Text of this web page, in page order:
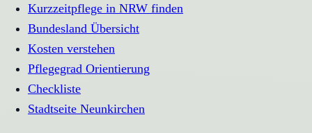
Kurzzeitpflege in NRW finden
Bundesland Übersicht
Kosten verstehen
Pflegegrad Orientierung
Checkliste
Stadtseite Neunkirchen